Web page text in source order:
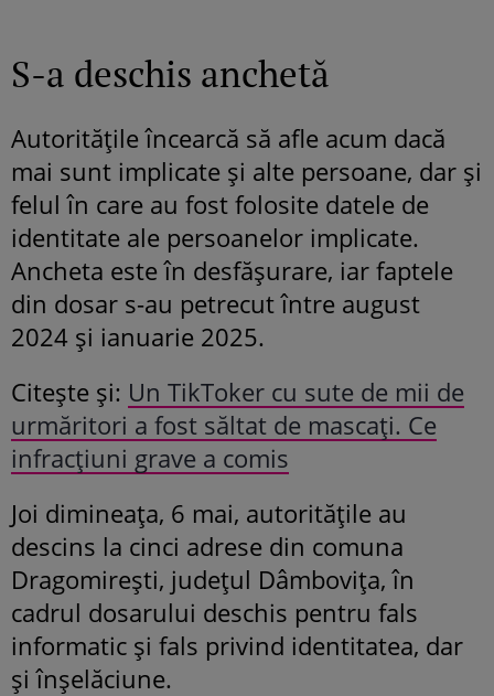
S-a deschis anchetă
Autoritățile încearcă să afle acum dacă
mai sunt implicate și alte persoane, dar și
felul în care au fost folosite datele de
identitate ale persoanelor implicate.
Ancheta este în desfășurare, iar faptele
din dosar s-au petrecut între august
2024 și ianuarie 2025.
Citește și: Un TikToker cu sute de mii de
urmăritori a fost săltat de mascați. Ce
infracțiuni grave a comis
Joi dimineața, 6 mai, autoritățile au
descins la cinci adrese din comuna
Dragomirești, județul Dâmbovița, în
cadrul dosarului deschis pentru fals
informatic și fals privind identitatea, dar
și înșelăciune.